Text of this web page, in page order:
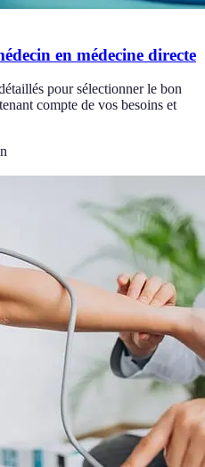
en médecine directe
pour sélectionner le bon
compte de vos besoins et